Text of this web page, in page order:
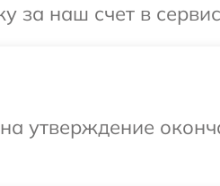
за наш счет в
утверждение